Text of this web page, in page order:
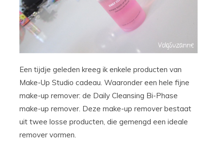
Een tijdje geleden kreeg ik enkele producten van
Make-Up Studio cadeau. Waaronder een hele fijne
make-up remover: de Daily Cleansing Bi-Phase
make-up remover. Deze make-up remover bestaat
uit twee losse producten, die gemengd een ideale
remover vormen.